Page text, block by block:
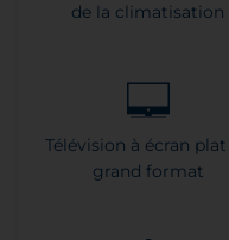
de la climatisation
Télévision à écran
grand format